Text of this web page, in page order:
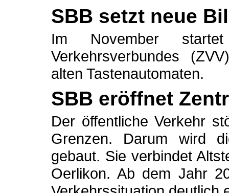
SBB setzt neue
Im November
Verkehrsverbundes
alten Tastenautomaten.
SBB eröffnet
Der öffentliche Verkehr
Grenzen. Darum wird
gebaut. Sie verbindet
Oerlikon. Ab dem Jahr